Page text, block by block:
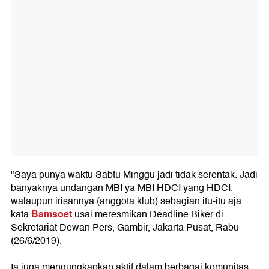
"Saya punya waktu Sabtu Minggu jadi tidak serentak. Jadi
banyaknya undangan MBI ya MBI HDCI yang HDCI.
walaupun irisannya (anggota klub) sebagian itu-itu aja,
kataBamsoetusai meresmikan Deadline Biker di
Sekretariat Dewan Pers, Gambir, Jakarta Pusat, Rabu
(26/6/2019).